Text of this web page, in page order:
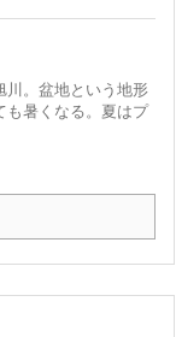
川。盆地という地形
も暑くなる。夏はプ